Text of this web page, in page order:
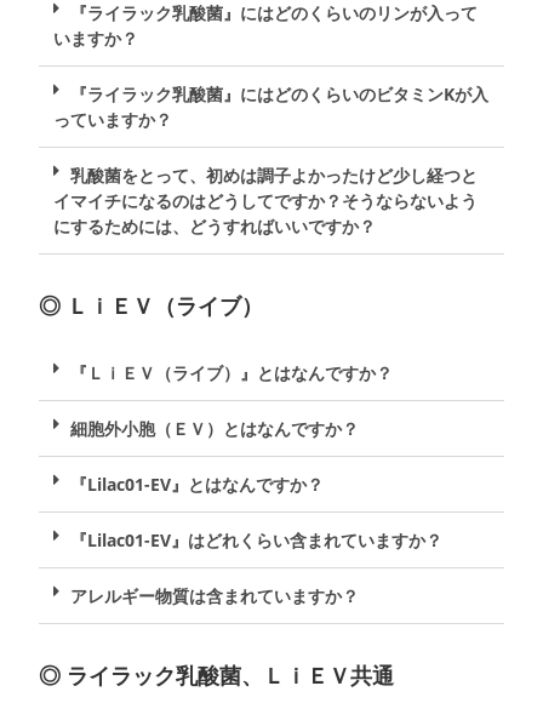
『ライラック乳酸菌』にはどのくらいのリンが入って
いますか？
『ライラック乳酸菌』にはどのくらいのビタミンKが入
っていますか？
乳酸菌をとって、初めは調子よかったけど少し経つと
イマイチになるのはどうしてですか？そうならないよう
にするためには、どうすればいいですか？
◎ ＬｉＥＶ（ライブ）
『ＬｉＥＶ（ライブ）』とはなんですか？
細胞外小胞（ＥＶ）とはなんですか？
『Lilac01-EV』とはなんですか？
『Lilac01-EV』はどれくらい含まれていますか？
アレルギー物質は含まれていますか？
◎ ライラック乳酸菌、ＬｉＥＶ共通